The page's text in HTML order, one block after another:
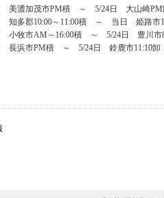
美濃加茂市PM積 ～ 5/24日 大山崎
知多郡10:00～11:00積 ～ 当日 姫路市
小牧市AM～16:00積 ～ 5/24日 豊川
長浜市PM積 ～ 5/24日 鈴鹿市11:10